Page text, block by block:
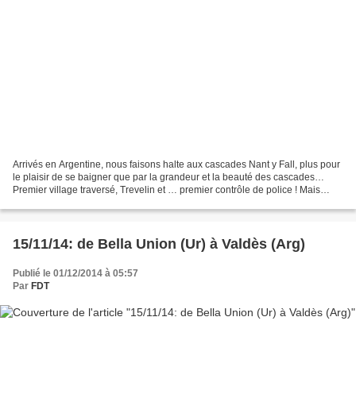
Arrivés en Argentine, nous faisons halte aux cascades Nant y Fall, plus pour
le plaisir de se baigner que par la grandeur et la beauté des cascades…
Premier village traversé, Trevelin et … premier contrôle de police ! Mais
15/11/14: de Bella Union (Ur) à Valdès (Arg)
Publié le 01/12/2014 à 05:57
Par FDT